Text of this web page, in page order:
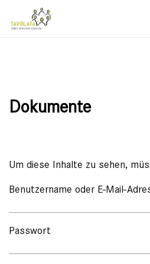
Dokumente
Um diese Inhalte zu sehen,
Benutzername oder E-Mail-
Passwort